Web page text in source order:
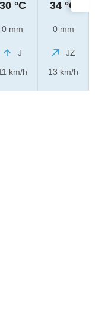
30 °C
0 mm
J
km/h
34 °C
0 mm
JZ
13 km/h